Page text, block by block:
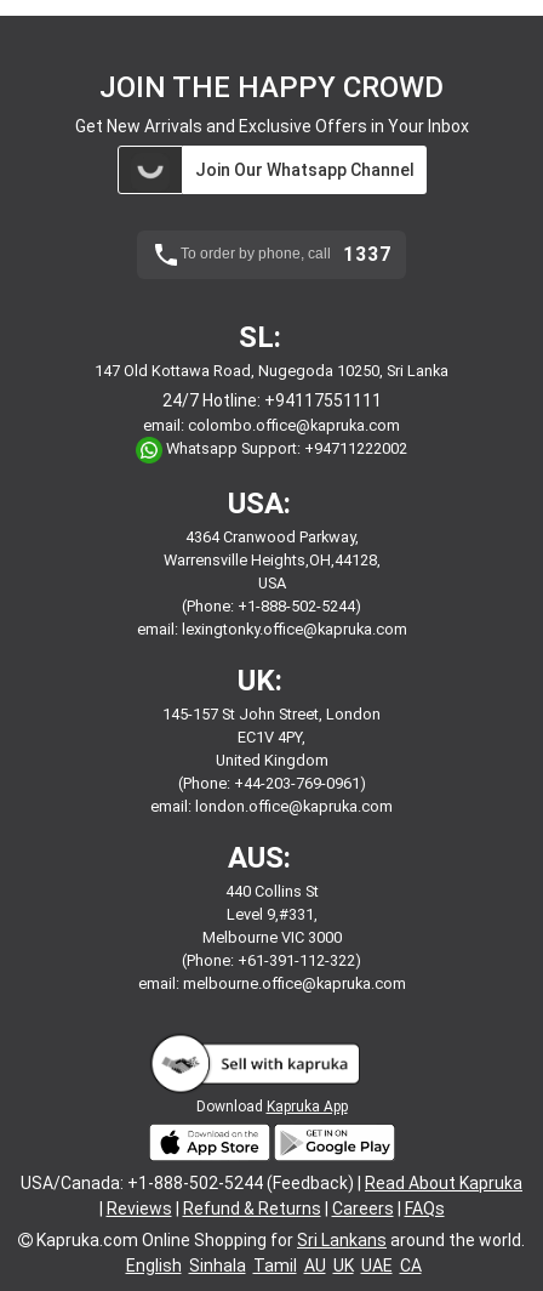
JOIN THE HAPPY CROWD
Get New Arrivals and Exclusive Offers in Your Inbox
Join Our Whatsapp Channel
To order by phone, call 1337
SL:
147 Old Kottawa Road, Nugegoda 10250, Sri Lanka
24/7 Hotline: +94117551111
email: colombo.office@kapruka.com
Whatsapp Support: +94711222002
USA:
4364 Cranwood Parkway,
Warrensville Heights,OH,44128,
USA
(Phone: +1-888-502-5244)
email: lexingtonky.office@kapruka.com
UK:
145-157 St John Street, London
EC1V 4PY,
United Kingdom
(Phone: +44-203-769-0961)
email: london.office@kapruka.com
AUS:
440 Collins St
Level 9,#331,
Melbourne VIC 3000
(Phone: +61-391-112-322)
email: melbourne.office@kapruka.com
Download Kapruka App
USA/Canada: +1-888-502-5244 (Feedback) |
Read About Kapruka
Reviews Refund & Returns Careers
FAQs
Kapruka.com Online Shopping forSri Lankans around the world.
English Sinhala Tamil AU UK UAE CA